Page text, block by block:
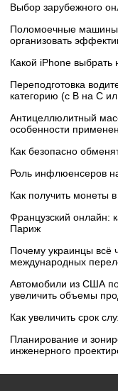
Выбор зарубежного
Поломоечные машины
организовать
Какой iPhone выбрать
Переподготовка
категорию (с B на C
Антицеллюлитный
особенности
Как безопасно
Роль инфлюенсеров
Как получить монеты
Французский онлайн:
Париж
Почему украинцы всё
международных
Автомобили из США
увеличить объемы
Как увеличить срок
Планирование и
инженерного